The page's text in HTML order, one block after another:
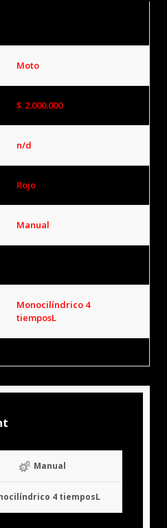
Moto
$ 2.000.000
n/d
Rojo
Manual
Monocilíndrico 4
tiemposL
Manual
4 tiemposL